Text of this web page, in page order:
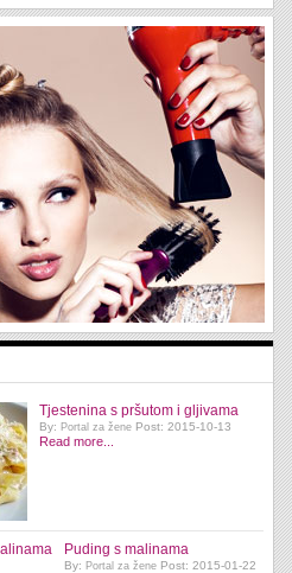
Tjestenina s pršutom i gljivama
By: Portal za žene Post: 2015-10-13
Read more...
Puding s malinama
By: Portal za žene Post: 2015-01-22